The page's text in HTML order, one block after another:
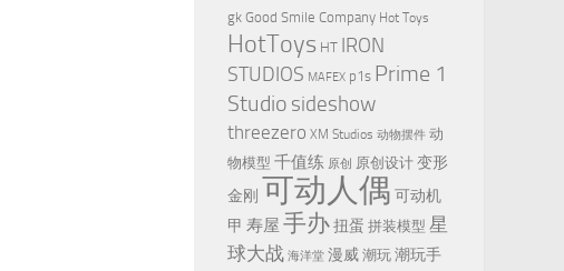
gk Good Smile Company Hot Toys
HotToys HT IRON
STUDIOS MAFEX p1s Prime 1
Studio sideshow
threezero XM Studios 动物摆件 动
物模型 千值练 原创 原创设计 变形
金刚 可动人偶 可动机
甲 寿屋 手办扭蛋 拼装模型 星
球大战 海洋堂 漫威 潮玩 潮玩手